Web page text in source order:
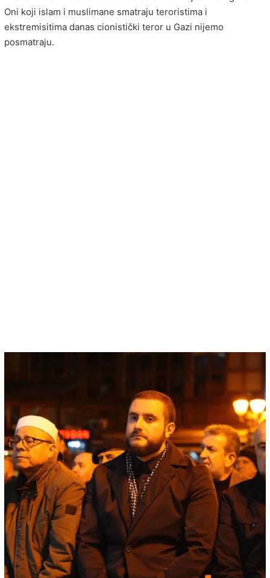
Oni koji islam i muslimane smatraju teroristima i
ekstremisitima danas cionistički teror u Gazi nijemo
posmatraju.